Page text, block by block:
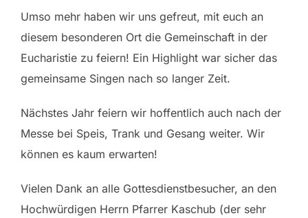
Umso mehr haben wir uns gefreut, mit euch an
diesem besonderen Ort die Gemeinschaft in der
Eucharistie zu feiern! Ein Highlight war sicher das
gemeinsame Singen nach so langer Zeit.
Nächstes Jahr feiern wir hoffentlich auch nach der
Messe bei Speis, Trank und Gesang weiter. Wir
können es kaum erwarten!
Vielen Dank an alle Gottesdienstbesucher, an den
Hochwürdigen Herrn Pfarrer Kaschub (der sehr